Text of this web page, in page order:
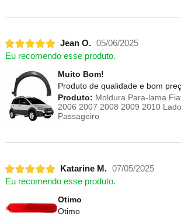
Jean O. 05/06/2025
Eu recomendo esse produto.
Muito Bom!
Produto de qualidade e bom
Produto: Moldura Para-lama
2006 2007 2008 2009 2010
Passageiro
Katarine M. 07/05/2025
Eu recomendo esse produto.
Otimo
Otimo